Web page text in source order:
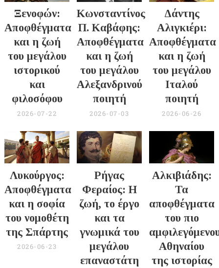
Ξενοφών:
Αποφθέγματα
και η ζωή
του μεγάλου
ιστορικού
και
φιλοσόφου
2026-07-22
Κωνσταντίνος
Π. Καβάφης:
Αποφθέγματα
και η ζωή
του μεγάλου
Αλεξανδρινού
ποιητή
2026-07-03
Δάντης
Αλιγκιέρι:
Αποφθέγματα
και η ζωή
του μεγάλου
Ιταλού
ποιητή
2026-06-26
Λυκούργος:
Αποφθέγματα
και η σοφία
του νομοθέτη
της Σπάρτης
2026-06-23
Ρήγας
Φεραίος: Η
ζωή, το έργο
και τα
γνωμικά του
μεγάλου
επαναστάτη
Αλκιβιάδης:
Τα
αποφθέγματα
του πιο
Αθηναίου
της ιστορίας